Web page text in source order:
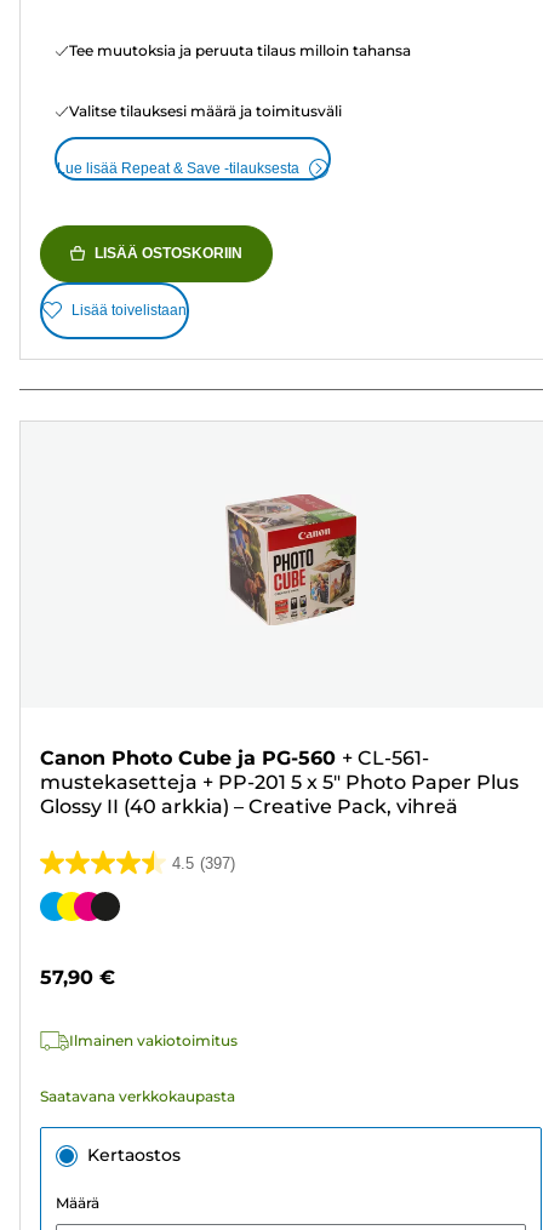
Tee muutoksia ja peruuta tilaus milloin tahansa
Valitse tilauksesi määrä ja toimitusväli
Lue lisää Repeat & Save -tilauksesta
LISÄÄ OSTOSKORIIN
Lisää toivelistaan
Canon Photo Cube ja PG-560 + CL-561-
mustekasetteja + PP-201 5 x 5" Photo Paper Plus
Glossy II (40 arkkia) – Creative Pack, vihreä
4.5 (397)
4.5/5
tähteä.
Värikasetti
57,90 €
Ilmainen vakiotoimitus
Saatavana verkkokaupasta
Kertaostos
Määrä